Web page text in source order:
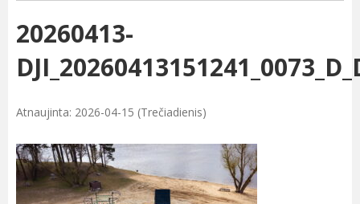
20260413-
Atnaujinta: 2026-04-15 (Trečiadienis)